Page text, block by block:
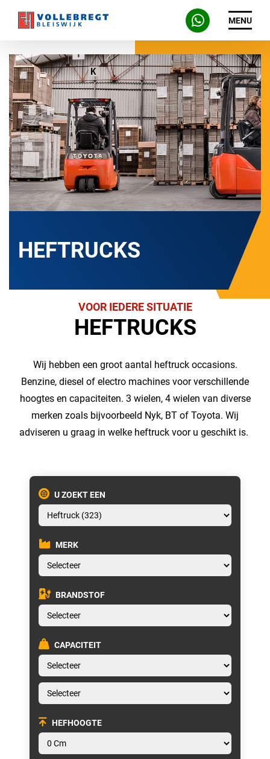
MENU
HEFTRUCKS
VOOR IEDERE SITUATIE
HEFTRUCKS
Wij hebben een groot aantal heftruck occasions.
Benzine, diesel of electro machines voor verschillende
hoogtes en capaciteiten. 3 wielen, 4 wielen van diverse
merken zoals bijvoorbeeld Nyk, BT of Toyota. Wij
adviseren u graag in welke heftruck voor u geschikt is.
U ZOEKT EEN
MERK
BRANDSTOF
CAPACITEIT
HEFHOOGTE